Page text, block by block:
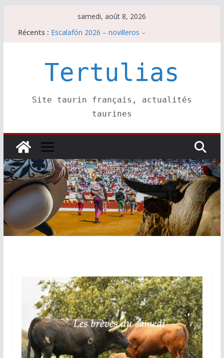
samedi, août 8, 2026
Récents : Escalafón 2026 – matadors de toros-
Maurrin, rendez vous est pris pour l’an prochain.
Les brèves du vendredi 7 août
Tertulias
Site taurin français, actualités
taurines